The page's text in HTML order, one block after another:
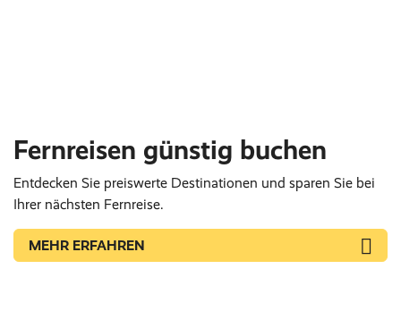
Fernreisen günstig buchen
Entdecken Sie preiswerte Destinationen und sparen Sie bei
Ihrer nächsten Fernreise.
MEHR ERFAHREN